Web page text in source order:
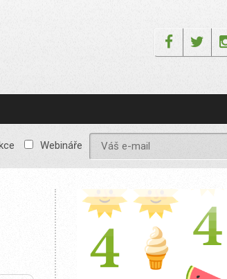
Webináře